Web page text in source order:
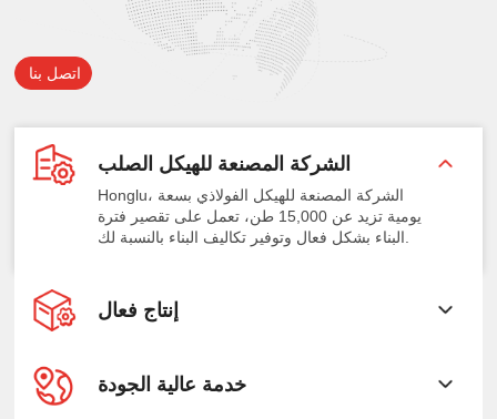
اتصل بنا
الشركة المصنعة للهيكل الصلب
Honglu، الشركة المصنعة للهيكل الفولاذي بسعة
يومية تزيد عن 15,000 طن، تعمل على تقصير فترة
إنتاج فعال
خدمة عالية الجودة